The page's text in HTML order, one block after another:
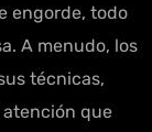
engorde, todo
A menudo, los
técnicas,
atención que